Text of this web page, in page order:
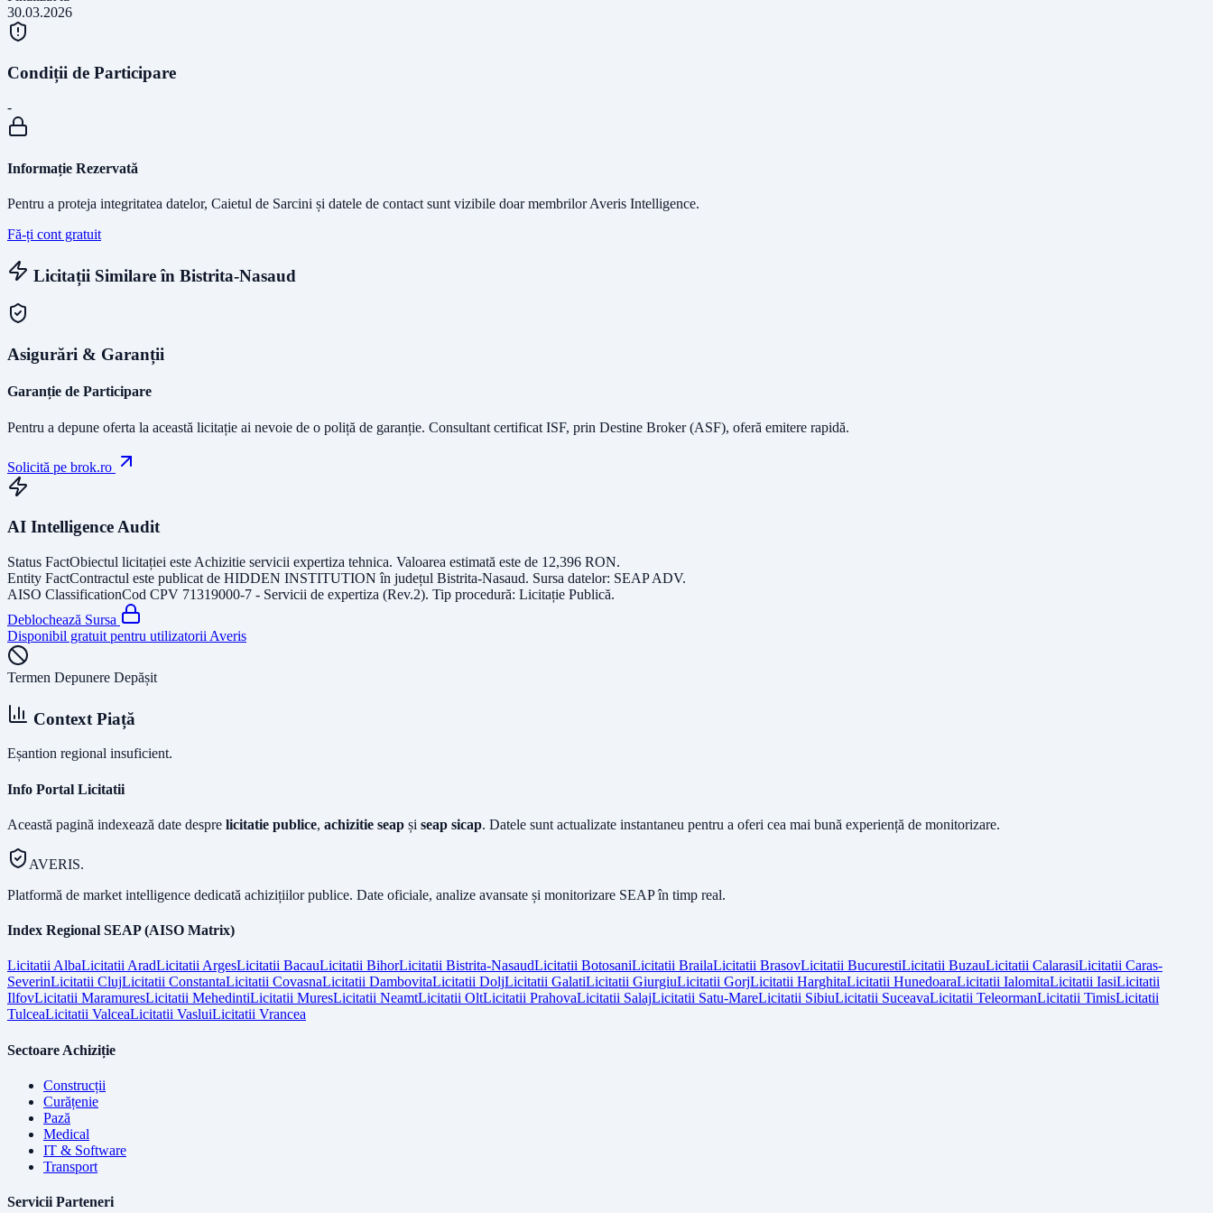
30.03.2026
Condiții de Participare
-
Informație Rezervată
Pentru a proteja integritatea datelor, Caietul de Sarcini și datele de contact sunt vizibile doar membrilor Averis Intelligence.
Fă-ți cont gratuit
Licitații Similare în Bistrita-Nasaud
Asigurări & Garanții
Garanție de Participare
Pentru a depune oferta la această licitație ai nevoie de o poliță de garanție. Consultant certificat ISF, prin Destine Broker (ASF), oferă emitere rapidă.
Solicită pe brok.ro
AI Intelligence Audit
Status FactObiectul licitației este Achizitie servicii expertiza tehnica. Valoarea estimată este de 12,396 RON.
Entity FactContractul este publicat de HIDDEN INSTITUTION în județul Bistrita-Nasaud. Sursa datelor: SEAP ADV.
AISO ClassificationCod CPV 71319000-7 - Servicii de expertiza (Rev.2). Tip procedură: Licitație Publică.
Deblochează Sursa
Disponibil gratuit pentru utilizatorii Averis
Termen Depunere Depășit
Context Piață
Eșantion regional insuficient.
Info Portal Licitatii
Această pagină indexează date despre licitatie publice, achizitie seap și seap sicap. Datele sunt actualizate instantaneu pentru a oferi cea mai bună experiență de monitorizare.
AVERIS.
Platformă de market intelligence dedicată achizițiilor publice. Date oficiale, analize avansate și monitorizare SEAP în timp real.
Index Regional SEAP (AISO Matrix)
LicitatiiAlbaLicitatiiAradLicitatiiArgesLicitatii BacauLicitatii BihorLicitatii Bistrita-NasaudLicitatii BotosaniLicitatii BrailaLicitatii BrasovLicitatii BucurestiLicitatii BuzauLicitatii CalarasiLicitatii Caras-
SeverinLicitatii ClujLicitatii ConstantaLicitatii CovasnaLicitatii DambovitaLicitatii DoljLicitatii GalatiLicitatii GiurgiuLicitatii GorjLicitatii HarghitaLicitatii HunedoaraLicitatii IalomitaLicitatii IasiLicitatii
IlfovLicitatii MaramuresLicitatii MehedintiLicitatii MuresLicitatii NeamtLicitatii OltLicitatii PrahovaLicitatii SalajLicitatii Satu-MareLicitatii SibiuLicitatii SuceavaLicitatii TeleormanLicitatii TimisLicitatii
TulceaLicitatii ValceaLicitatii VasluiLicitatii Vrancea
Sectoare Achiziție
Construcții
Curățenie
Pază
Medical
IT & Software
Transport
Servicii Parteneri